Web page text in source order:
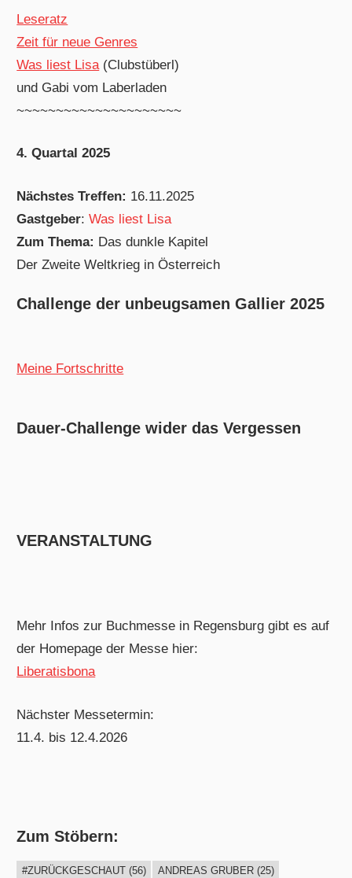
Leseratz
Zeit für neue Genres
Was liest Lisa (Clubstüberl)
und Gabi vom Laberladen
~~~~~~~~~~~~~~~~~~~~~
4. Quartal 2025
Nächstes Treffen: 16.11.2025
Gastgeber:Was liest Lisa
Zum Thema: Das dunkle Kapitel
Der Zweite Weltkrieg in Österreich
Challenge der unbeugsamen Gallier 2025
Meine Fortschritte
Dauer-Challenge wider das Vergessen
VERANSTALTUNG
Mehr Infos zur Buchmesse in Regensburg gibt es auf
der Homepage der Messe hier:
Liberatisbona
Nächster Messetermin:
11.4. bis 12.4.2026
Zum Stöbern:
#ZURÜCKGESCHAUT(56) ANDREAS GRUBER(25)